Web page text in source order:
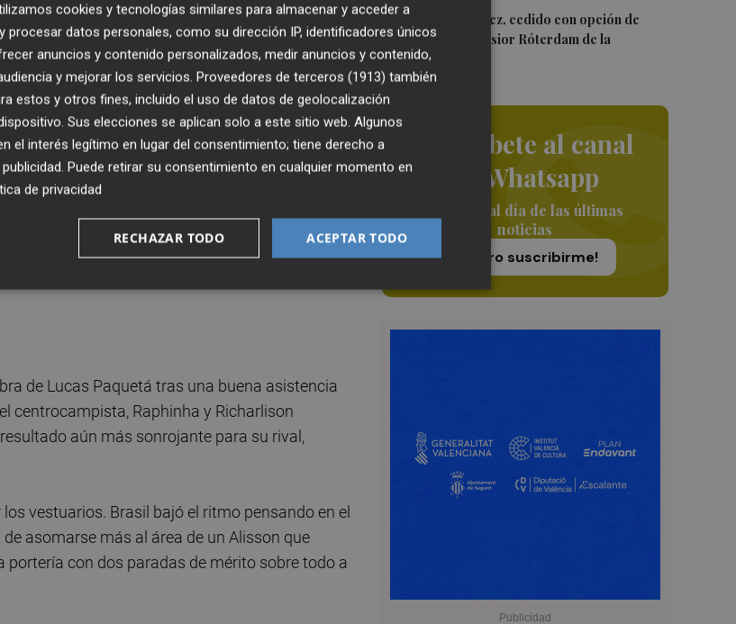
5Mario Domínguez, cedido con opción de
compra al Excelsior Róterdam de la
Eredivisie
Suscríbete al canal
de Whatsapp
Siempre al día de las últimas
noticias
¡Quiero suscribirme!
primer cuarto de hora. Brasil salió dominadora y,
de Raphinha terminó con un balón
se estrenó en la Copa del Mundo. Poco
permitió a un tranquilo Neymar marcar
surcoreanos, aunque estos podrían haber
mano a un disparo de Hee-Chan. Fue un
clara amenaza brasileña. Así, antes de la
rápida combinación al borde del área entre
un pequeño baile del habitualmente serio
de Lucas Paquetá tras una buena asistencia
centrocampista, Raphinha y Richarlison
aún más sonrojante para su rival,
vestuarios. Brasil bajó el ritmo pensando en el
asomarse más al área de un Alisson que
con dos paradas de mérito sobre todo a
cookies y tecnologías similares para almacenar y acceder a
procesar datos personales, como su dirección IP, identificadores únicos
anuncios y contenido personalizados, medir anuncios y contenido,
y mejorar los servicios. Proveedores de terceros (1913) también
estos y otros fines, incluido el uso de datos de geolocalización
Sus elecciones se aplican solo a este sitio web. Algunos
el interés legítimo en lugar del consentimiento; tiene derecho a
. Puede retirar su consentimiento en cualquier momento en
de privacidad
ACEPTAR TODO
RECHAZAR TODO